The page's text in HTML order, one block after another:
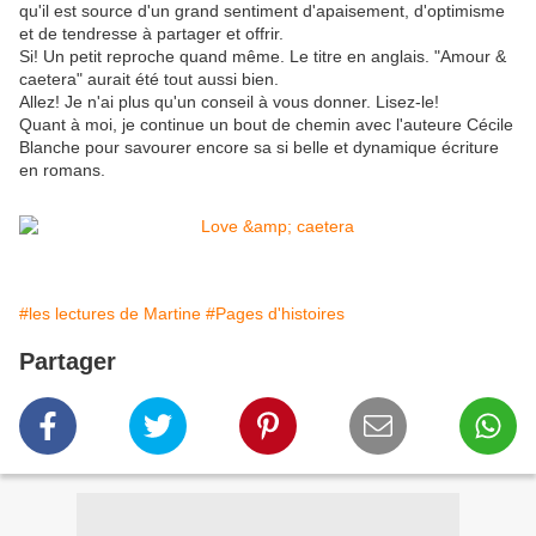
qu'il est source d'un grand sentiment d'apaisement, d'optimisme
et de tendresse à partager et offrir.
Si! Un petit reproche quand même. Le titre en anglais. "Amour &
caetera" aurait été tout aussi bien.
Allez! Je n'ai plus qu'un conseil à vous donner. Lisez-le!
Quant à moi, je continue un bout de chemin avec l'auteure Cécile
Blanche pour savourer encore sa si belle et dynamique écriture
en romans.
#les lectures de Martine #Pages d'histoires
Partager